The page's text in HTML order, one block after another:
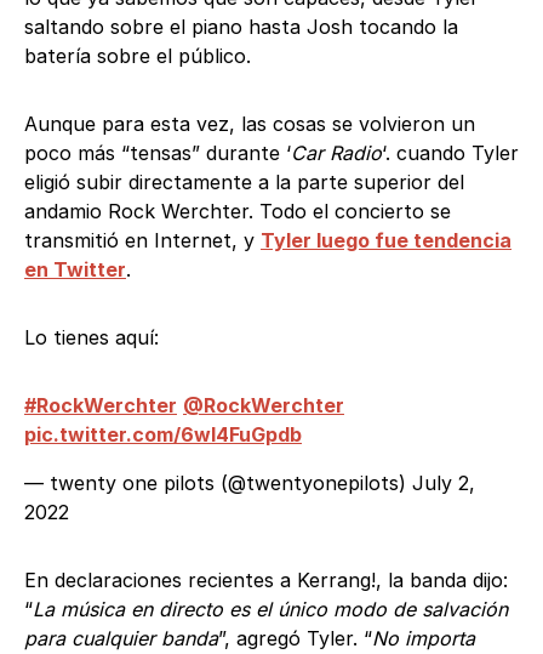
saltando sobre el piano hasta Josh tocando la
batería sobre el público.
Aunque para esta vez, las cosas se volvieron un
poco más “tensas” durante ‘Car Radio‘. cuando Tyler
eligió subir directamente a la parte superior del
andamio Rock Werchter. Todo el concierto se
transmitió en Internet, y Tyler luego fue tendencia
en Twitter.
Lo tienes aquí:
#RockWerchter @RockWerchter
pic.twitter.com/6wI4FuGpdb
— twenty one pilots (@twentyonepilots) July 2,
2022
En declaraciones recientes a Kerrang!, la banda dijo:
“La música en directo es el único modo de salvación
para cualquier banda”, agregó Tyler. “No importa